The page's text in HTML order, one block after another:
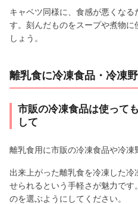
キャベツ同様に、食感が悪くな
す。刻んだものをスープや煮物
しょう。
離乳食に冷凍食品・冷凍
市販の冷凍食品は使って
して
離乳食用に市販の冷凍食品や冷凍
出来上がった離乳食を冷凍した冷
せられるという手軽さが魅力で
のを選ぶようにしてください。